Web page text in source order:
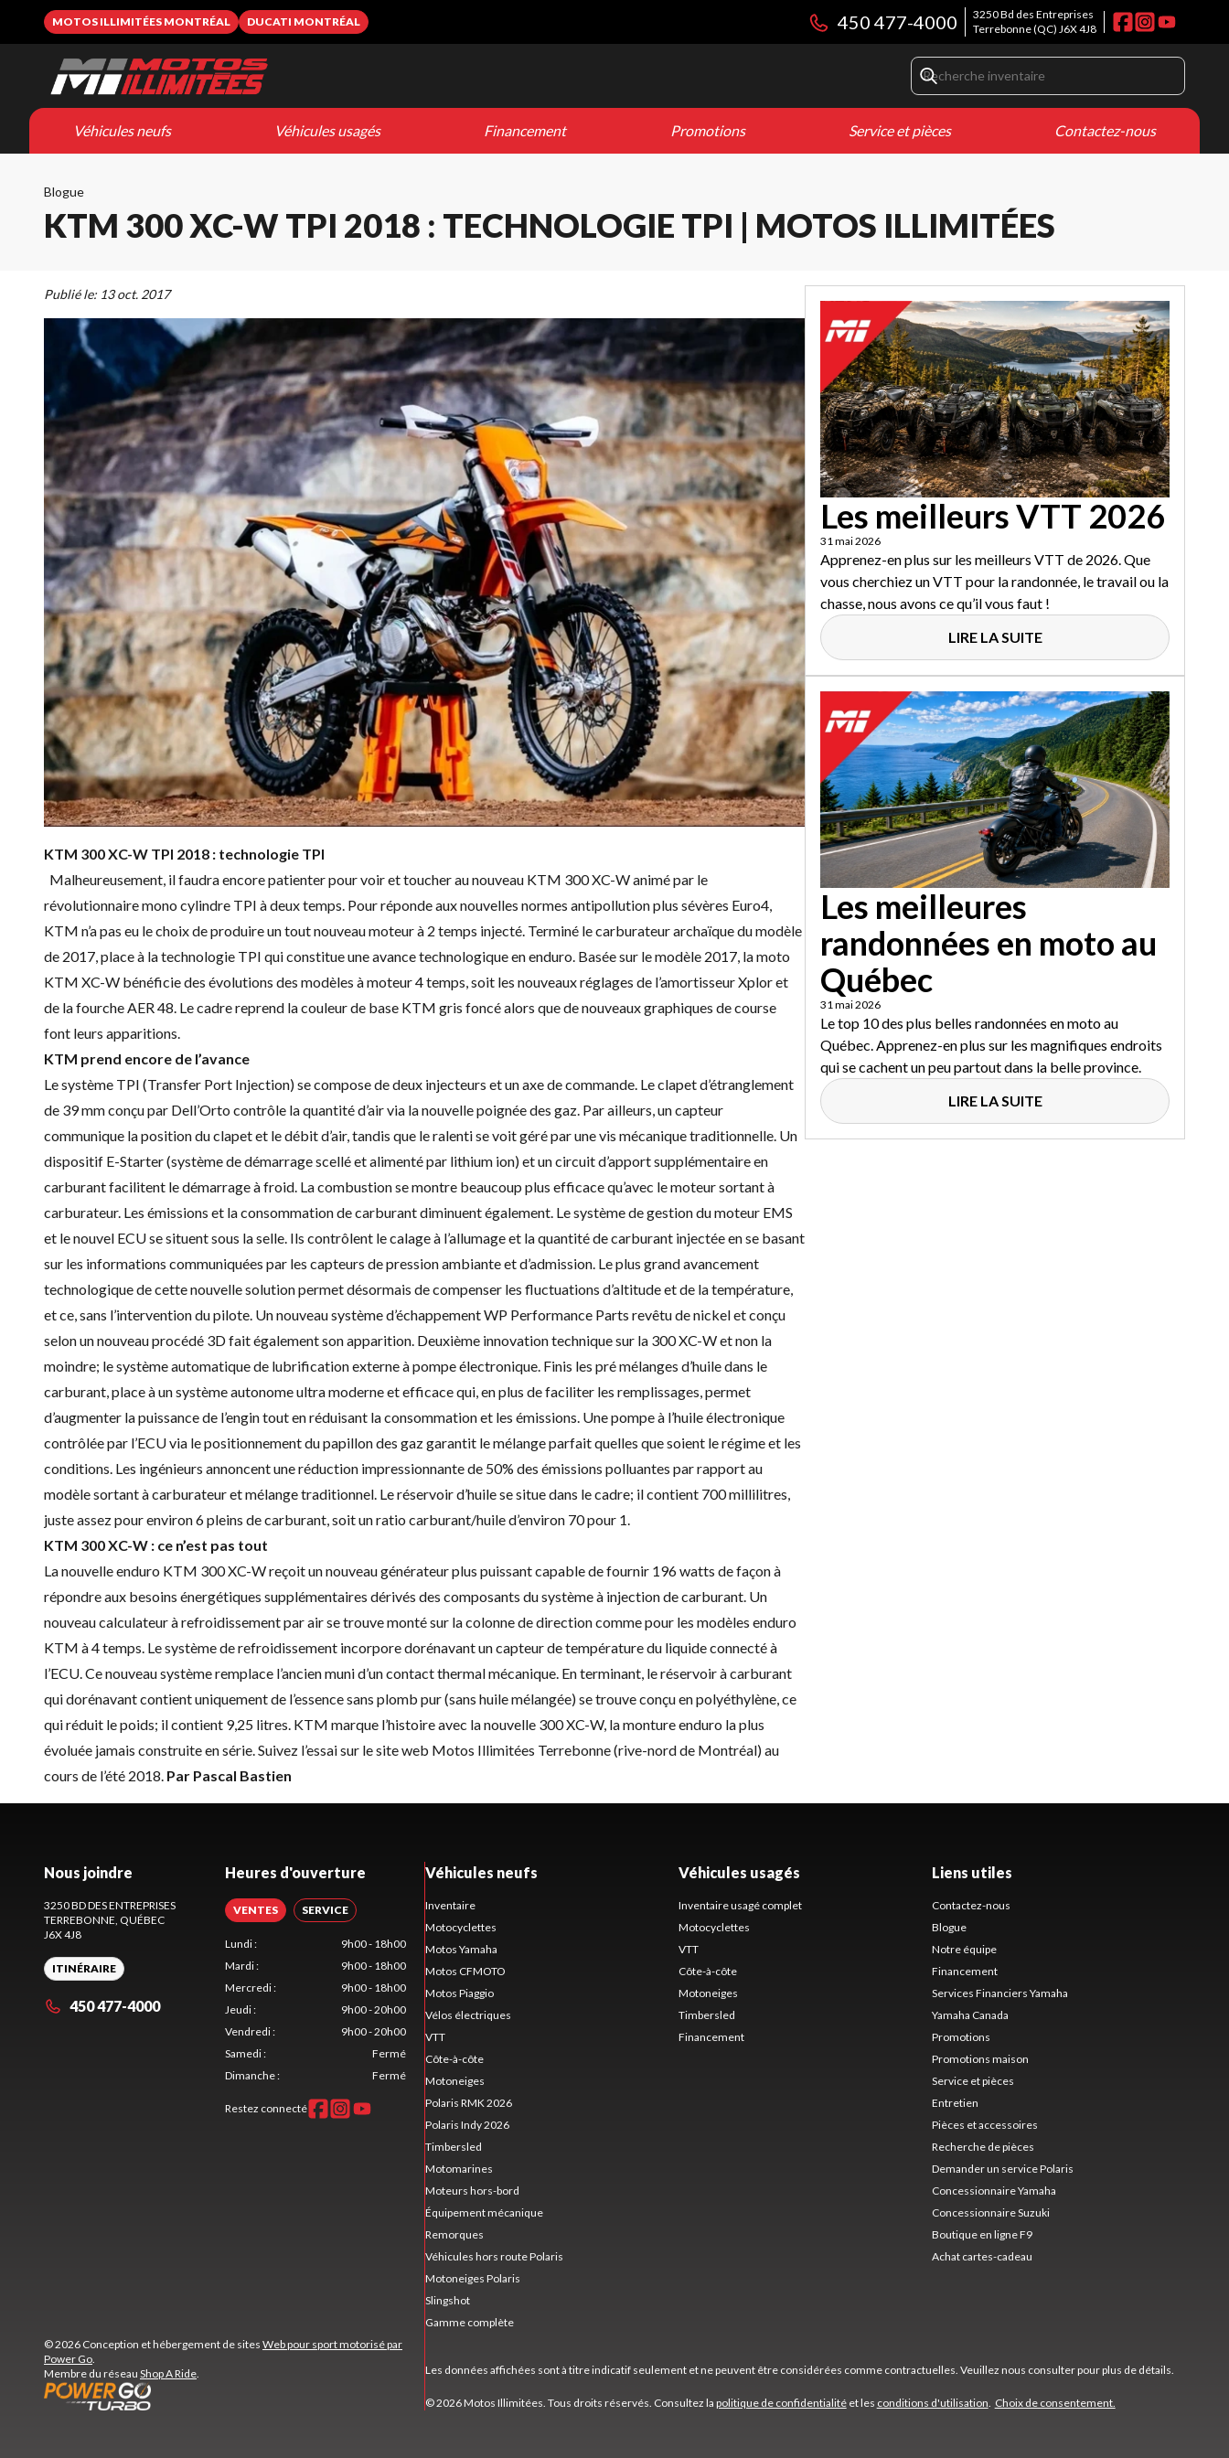
MOTOS ILLIMITÉES MONTRÉAL DUCATI MONTRÉAL
3250 Bd des Entreprises
Terrebonne(QC) J6X 4J8
450 477-4000
Véhicules neufs Véhicules usagés Financement Promotions Service et pièces Contactez-nous
Blogue
KTM 300 XC-W TPI 2018 : TECHNOLOGIE TPI | MOTOS ILLIMITÉES
Publié le: 13 oct. 2017
KTM 300 XC-W TPI 2018 : technologie TPI
Malheureusement, il faudra encore patienter pour voir et toucher au nouveau KTM 300 XC-W animé par le
révolutionnaire mono cylindre TPI à deux temps. Pour réponde aux nouvelles normes antipollution plus sévères Euro4,
KTM n’a pas eu le choix de produire un tout nouveau moteur à 2 temps injecté. Terminé le carburateur archaïque du modèle
de 2017, place à la technologie TPI qui constitue une avance technologique en enduro. Basée sur le modèle 2017, la moto
KTM XC-W bénéficie des évolutions des modèles à moteur 4 temps, soit les nouveaux réglages de l’amortisseur Xplor et
de la fourche AER 48. Le cadre reprend la couleur de base KTM gris foncé alors que de nouveaux graphiques de course
font leurs apparitions.
KTM prend encore de l’avance
Le système TPI (Transfer Port Injection) se compose de deux injecteurs et un axe de commande. Le clapet d’étranglement
de 39 mm conçu par Dell’Orto contrôle la quantité d’air via la nouvelle poignée des gaz. Par ailleurs, un capteur
communique la position du clapet et le débit d’air, tandis que le ralenti se voit géré par une vis mécanique traditionnelle. Un
dispositif E-Starter (système de démarrage scellé et alimenté par lithium ion) et un circuit d’apport supplémentaire en
carburant facilitent le démarrage à froid. La combustion se montre beaucoup plus efficace qu’avec le moteur sortant à
carburateur. Les émissions et la consommation de carburant diminuent également. Le système de gestion du moteur EMS
et le nouvel ECU se situent sous la selle. Ils contrôlent le calage à l’allumage et la quantité de carburant injectée en se basant
sur les informations communiquées par les capteurs de pression ambiante et d’admission. Le plus grand avancement
technologique de cette nouvelle solution permet désormais de compenser les fluctuations d’altitude et de la température,
et ce, sans l’intervention du pilote. Un nouveau système d’échappement WP Performance Parts revêtu de nickel et conçu
selon un nouveau procédé 3D fait également son apparition. Deuxième innovation technique sur la 300 XC-W et non la
moindre; le système automatique de lubrification externe à pompe électronique. Finis les pré mélanges d’huile dans le
carburant, place à un système autonome ultra moderne et efficace qui, en plus de faciliter les remplissages, permet
d’augmenter la puissance de l’engin tout en réduisant la consommation et les émissions. Une pompe à l’huile électronique
contrôlée par l’ECU via le positionnement du papillon des gaz garantit le mélange parfait quelles que soient le régime et les
conditions. Les ingénieurs annoncent une réduction impressionnante de 50% des émissions polluantes par rapport au
modèle sortant à carburateur et mélange traditionnel. Le réservoir d’huile se situe dans le cadre; il contient 700 millilitres,
juste assez pour environ 6 pleins de carburant, soit un ratio carburant/huile d’environ 70 pour 1.
KTM 300 XC-W : ce n’est pas tout
La nouvelle enduro KTM 300 XC-W reçoit un nouveau générateur plus puissant capable de fournir 196 watts de façon à
répondre aux besoins énergétiques supplémentaires dérivés des composants du système à injection de carburant. Un
nouveau calculateur à refroidissement par air se trouve monté sur la colonne de direction comme pour les modèles enduro
KTM à 4 temps. Le système de refroidissement incorpore dorénavant un capteur de température du liquide connecté à
l’ECU. Ce nouveau système remplace l’ancien muni d’un contact thermal mécanique. En terminant, le réservoir à carburant
qui dorénavant contient uniquement de l’essence sans plomb pur (sans huile mélangée) se trouve conçu en polyéthylène, ce
qui réduit le poids; il contient 9,25 litres. KTM marque l’histoire avec la nouvelle 300 XC-W, la monture enduro la plus
évoluée jamais construite en série. Suivez l’essai sur le site web Motos Illimitées Terrebonne(rive-nord de Montréal) au
cours de l’été 2018. Par Pascal Bastien
Les meilleurs VTT 2026
31 mai 2026
Apprenez-en plus sur les meilleurs VTT de 2026. Que
vous cherchiez un VTT pour la randonnée, le travail ou la
chasse, nous avons ce qu’il vous faut !
LIRE LA SUITE
Les meilleures
randonnées en moto au
Québec
31 mai 2026
Le top 10 des plus belles randonnées en moto au
Québec. Apprenez-en plus sur les magnifiques endroits
qui se cachent un peu partout dans la belle province.
LIRE LA SUITE
Nous joindre
3250 BD DES ENTREPRISES
TERREBONNE, QUÉBEC
J6X 4J8
ITINÉRAIRE
450 477-4000
Heures d'ouverture
VENTES SERVICE
Lundi:
9h00 - 18h00
Mardi:
9h00 - 18h00
Mercredi:
9h00 - 18h00
Jeudi:
9h00 - 20h00
Vendredi:
9h00 - 20h00
Samedi:
Fermé
Dimanche: Fermé
Restez connecté
© 2026 Conception et hébergement de sites Web pour sport motorisé par
Power Go.
Membre du réseau Shop A Ride.
Véhicules neufs
Inventaire
Motocyclettes
Motos Yamaha
Motos CFMOTO
Motos Piaggio
Vélos électriques
VTT
Côte-à-côte
Motoneiges
Polaris RMK 2026
Polaris Indy 2026
Timbersled
Motomarines
Moteurs hors-bord
Équipement mécanique
Remorques
Véhicules hors route Polaris
Motoneiges Polaris
Slingshot
Gamme complète
Véhicules usagés
Inventaire usagé complet
Motocyclettes
VTT
Côte-à-côte
Motoneiges
Timbersled
Financement
Liens utiles
Contactez-nous
Blogue
Notre équipe
Financement
Services Financiers Yamaha
Yamaha Canada
Promotions
Promotions maison
Service et pièces
Entretien
Pièces et accessoires
Recherche de pièces
Demander un service Polaris
Concessionnaire Yamaha
Concessionnaire Suzuki
Boutique en ligne F9
Achat cartes-cadeau
Les données affichées sont à titre indicatif seulement et ne peuvent être considérées comme contractuelles. Veuillez nous consulter pour plus de détails.
© 2026 Motos Illimitées. Tous droits réservés. Consultez la politique de confidentialitéet les conditions d'utilisation. Choix de consentement.